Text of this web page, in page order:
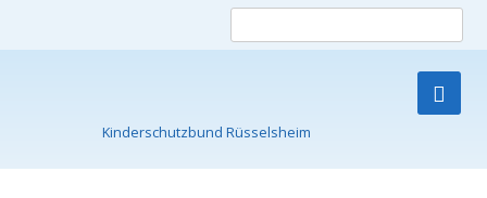
Kinderschutzbund Rüsselsheim
Skip